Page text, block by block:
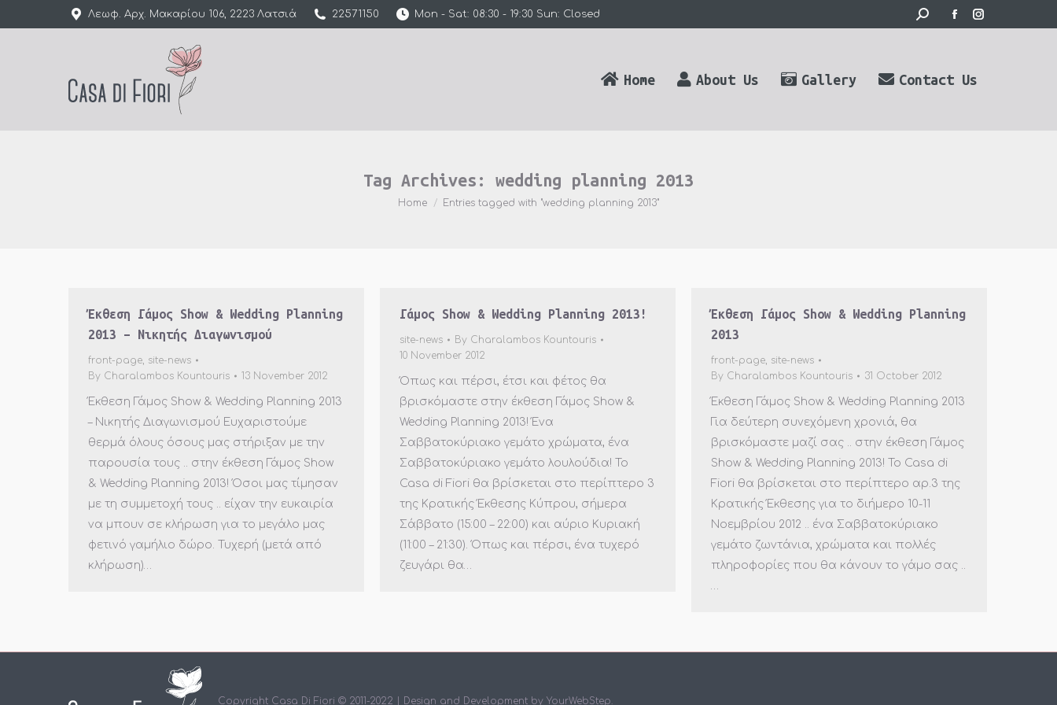
Λεωφ. Αρχ. Μακαρίου 106, 2223 Λατσιά 22571150 Mon - Sat: 08:30 - 19:30 Sun: Closed Search:
Facebook
in
Instagram
Home About Us Gallery Contact Us
Tag Archives: wedding planning 2013
You are here:
Home Entries tagged with "wedding planning 2013"
Έκθεση Γάμος Show & Wedding Planning
2013 – Νικητής Διαγωνισμού
front-page, site-news
By Charalambos Kountouris 13 November 2012
Έκθεση Γάμος Show & Wedding Planning 2013
– Νικητής Διαγωνισμού Ευχαριστούμε
θερμά όλους όσους μας στήριξαν με την
παρουσία τους .. στην έκθεση Γάμος Show
& Wedding Planning 2013! Όσοι μας τίμησαν
με τη συμμετοχή τους .. είχαν την ευκαιρία
να μπουν σε κλήρωση για το μεγάλο μας
φετινό γαμήλιο δώρο. Τυχερή (μετά από
κλήρωση)…
Γάμος Show & Wedding Planning 2013!
site-news By Charalambos Kountouris
10 November 2012
Όπως και πέρσι, έτσι και φέτος θα
βρισκόμαστε στην έκθεση Γάμος Show &
Wedding Planning 2013! Ένα
Σαββατοκύριακο γεμάτο χρώματα, ένα
Σαββατοκύριακο γεμάτο λουλούδια! Το
Casa di Fiori θα βρίσκεται στο περίπτερο 3
της Κρατικής Έκθεσης Κύπρου, σήμερα
Σάββατο (15:00 – 22:00) και αύριο Κυριακή
(11:00 – 21:30). Όπως και πέρσι, ένα τυχερό
ζευγάρι θα…
Έκθεση Γάμος Show & Wedding Planning
2013
front-page, site-news
By Charalambos Kountouris 31 October 2012
Έκθεση Γάμος Show & Wedding Planning 2013
Για δεύτερη συνεχόμενη χρονιά, θα
βρισκόμαστε μαζί σας .. στην έκθεση Γάμος
Show & Wedding Planning 2013! Το Casa di
Fiori θα βρίσκεται στο περίπτερο αρ.3 της
Κρατικής Έκθεσης για το διήμερο 10-11
Νοεμβρίου 2012 .. ένα Σαββατοκύριακο
γεμάτο ζωντάνια, χρώματα και πολλές
πληροφορίες που θα κάνουν το γάμο σας ..
…
Copyright Casa Di Fiori © 2011-2022 | Design and Development by YourWebStep.